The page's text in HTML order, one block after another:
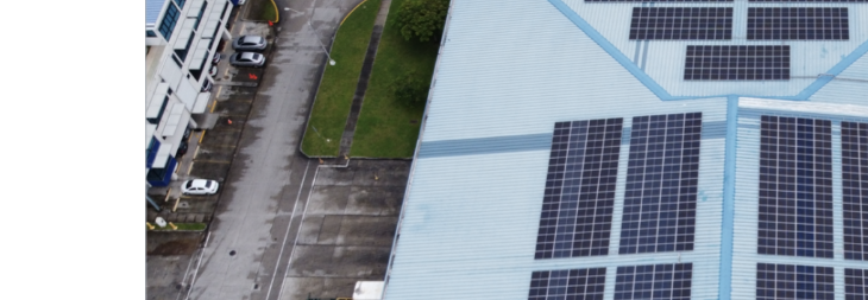
ADDED VALUES
IT SOLUTIONS
E-COMMERCE &
FULFILLMENT CENTER
FULFILLMENT CENTER
SUPPLY CHAIN
CONSULTING